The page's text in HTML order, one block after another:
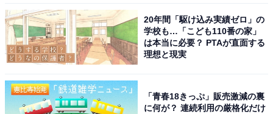
20年間「駆け込み実績ゼロ」の
学校も…「こども110番の家」
は本当に必要？ PTAが直面する
理想と現実
「青春18きっぷ」販売激減の裏
に何が？ 連続利用の厳格化だけ